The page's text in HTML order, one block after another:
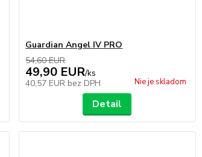
Guardian Angel IV PRO
54,60 EUR
49,90 EUR/ks
40,57 EUR bez DPH Nie je skladom
Detail